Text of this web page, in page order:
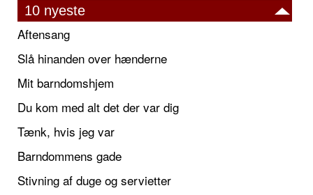
10 nyeste
Aftensang
Slå hinanden over hænderne
Mit barndomshjem
Du kom med alt det der var dig
Tænk, hvis jeg var
Barndommens gade
Stivning af duge og servietter